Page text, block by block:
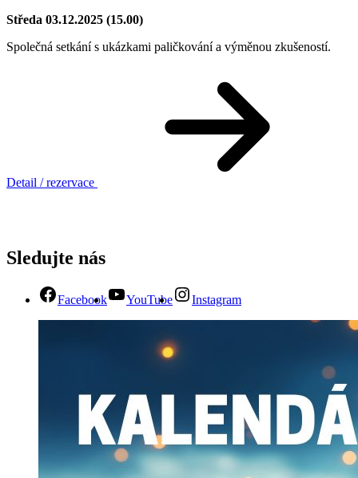
Středa 03.12.2025 (15.00)
Společná setkání s ukázkami paličkování a výměnou zkušeností.
Detail / rezervace
Sledujte nás
Facebook YouTube Instagram